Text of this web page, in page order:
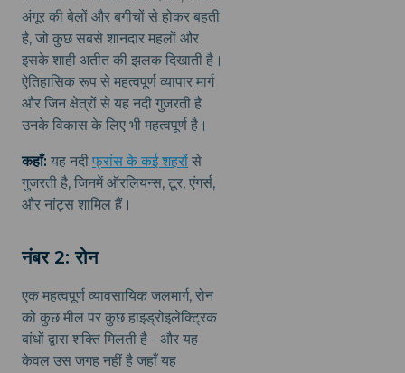
अंगूर की बेलों और बगीचों से होकर बहती
है, जो कुछ सबसे शानदार महलों और
इसके शाही अतीत की झलक दिखाती है।
ऐतिहासिक रूप से महत्वपूर्ण व्यापार मार्ग
और जिन क्षेत्रों से यह नदी गुजरती है
उनके विकास के लिए भी महत्वपूर्ण है।
कहाँ: यह नदी फ्रांस के कई शहरों से
गुजरती है, जिनमें ऑरलियन्स, टूर, एंगर्स,
और नांट्स शामिल हैं।
नंबर 2: रोन
एक महत्वपूर्ण व्यावसायिक जलमार्ग, रोन
को कुछ मील पर कुछ हाइड्रोइलेक्ट्रिक
बांधों द्वारा शक्ति मिलती है - और यह
केवल उस जगह नहीं है जहाँ यह